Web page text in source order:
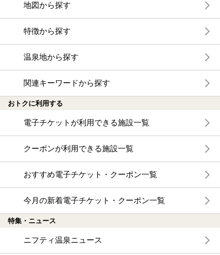
地図から探す
特徴から探す
温泉地から探す
関連キーワードから探す
おトクに利用する
電子チケットが利用できる施設一覧
クーポンが利用できる施設一覧
おすすめ電子チケット・クーポン一覧
今月の新着電子チケット・クーポン一覧
特集・ニュース
ニフティ温泉ニュース